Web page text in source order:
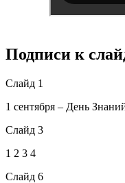
Подписи к
Слайд 1
1 сентября – День
Слайд 3
1 2 3 4
Слайд 6